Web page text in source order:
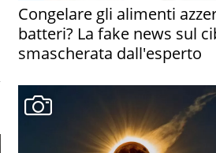
Congelare gli alimenti
batteri? La fake news sul
smascherata dall'esperto